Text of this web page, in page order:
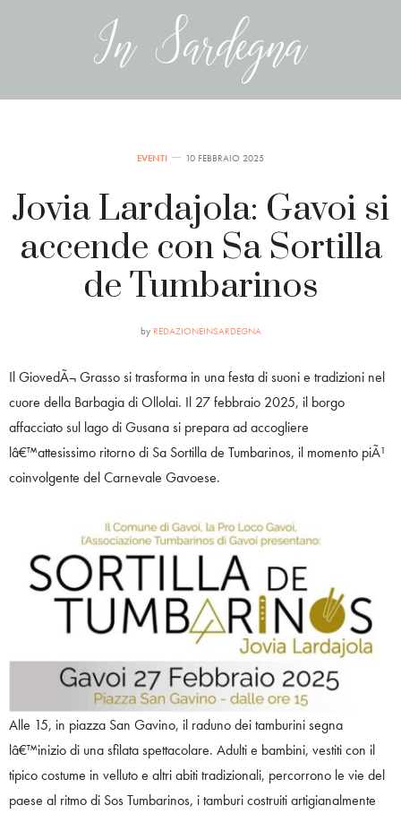
EVENTI 10 FEBBRAIO 2025
Jovia Lardajola: Gavoi si
accende con Sa Sortilla
de Tumbarinos
by REDAZIONEINSARDEGNA
Il GiovedÃ¬ Grasso si trasforma in una festa di suoni e tradizioni nel
cuore della Barbagia di Ollolai. Il 27 febbraio 2025, il borgo
affacciato sul lago di Gusana si prepara ad accogliere
lâ€™attesissimo ritorno di Sa Sortilla de Tumbarinos, il momento piÃ¹
coinvolgente del Carnevale Gavoese.
Alle 15, in piazza San Gavino, il raduno dei tamburini segna
lâ€™inizio di una sfilata spettacolare. Adulti e bambini, vestiti con il
tipico costume in velluto e altri abiti tradizionali, percorrono le vie del
paese al ritmo di Sos Tumbarinos, i tamburi costruiti artigianalmente